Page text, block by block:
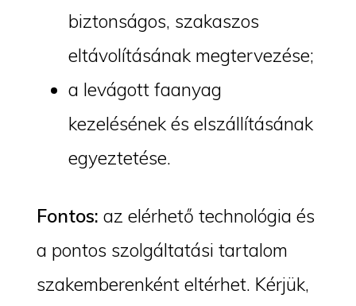
biztonságos, szakaszos
eltávolításának megtervezése;
a levágott faanyag
kezelésének és elszállításának
egyeztetése.
Fontos: az elérhető technológia és
a pontos szolgáltatási tartalom
szakemberenként eltérhet. Kérjük,